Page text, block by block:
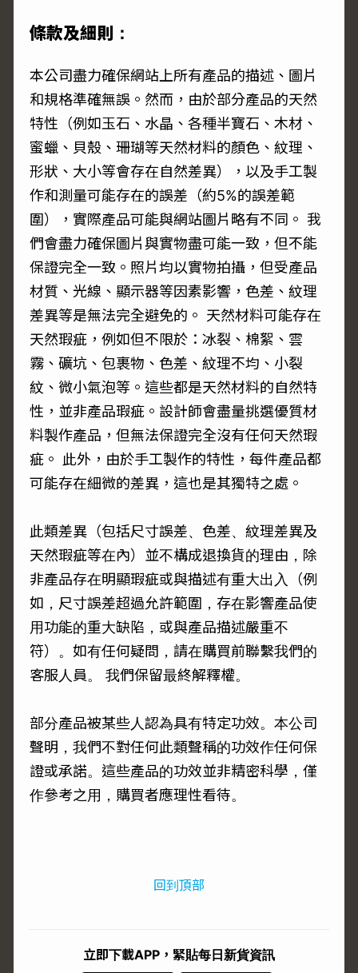
條款及細則：
本公司盡力確保網站上所有產品的描述、圖片
和規格準確無誤。然而，由於部分產品的天然
特性（例如玉石、水晶、各種半寶石、木材、
蜜蠟、貝殼、珊瑚等天然材料的顏色、紋理、
形狀、大小等會存在自然差異），以及手工製
作和測量可能存在的誤差（約5%的誤差範
圍），實際產品可能與網站圖片略有不同。 我
們會盡力確保圖片與實物盡可能一致，但不能
保證完全一致。照片均以實物拍攝，但受產品
材質、光線、顯示器等因素影響，色差、紋理
差異等是無法完全避免的。 天然材料可能存在
天然瑕疵，例如但不限於：冰裂、棉絮、雲
霧、礦坑、包裹物、色差、紋理不均、小裂
紋、微小氣泡等。這些都是天然材料的自然特
性，並非產品瑕疵。設計師會盡量挑選優質材
料製作產品，但無法保證完全沒有任何天然瑕
疵。 此外，由於手工製作的特性，每件產品都
可能存在細微的差異，這也是其獨特之處。
此類差異（包括尺寸誤差、色差、紋理差異及
天然瑕疵等在內）並不構成退換貨的理由，除
非產品存在明顯瑕疵或與描述有重大出入（例
如，尺寸誤差超過允許範圍，存在影響產品使
用功能的重大缺陷，或與產品描述嚴重不
符）。如有任何疑問，請在購買前聯繫我們的
客服人員。 我們保留最終解釋權。
部分產品被某些人認為具有特定功效。本公司
聲明，我們不對任何此類聲稱的功效作任何保
證或承諾。這些產品的功效並非精密科學，僅
作參考之用，購買者應理性看待。
回到頂部
立即下載APP，緊貼每日新貨資訊